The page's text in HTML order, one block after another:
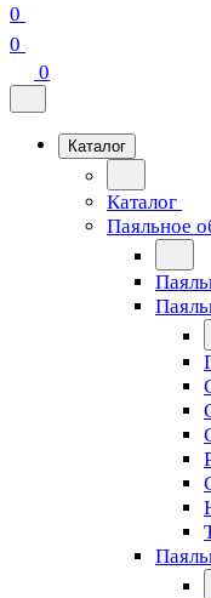
0
0
0
Каталог
Каталог
Паяльное